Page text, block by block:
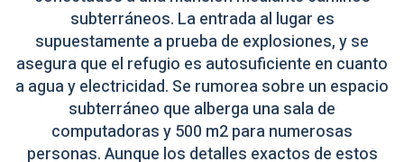
subterráneos. La entrada al lugar es
supuestamente a prueba de explosiones, y se
asegura que el refugio es autosuficiente en cuanto
a agua y electricidad. Se rumorea sobre un espacio
subterráneo que alberga una sala de
computadoras y 500 m2 para numerosas
personas. Aunque los detalles exactos de estos